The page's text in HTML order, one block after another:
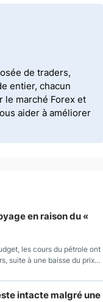
de traders,
entier, chacun
le marché Forex et
aider à améliorer
en raison du «
les cours du pétrole ont
suite à une baisse du prix
intacte malgré une